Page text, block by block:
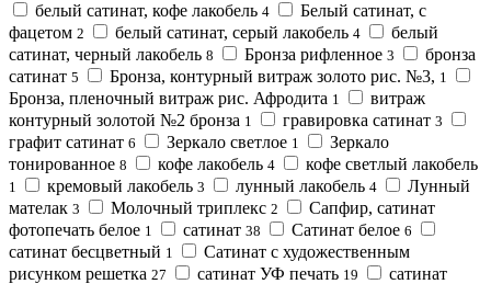
белый сатинат, кофе лакобель 4
Белый сатинат, с
фацетом 2 белый сатинат, серый лакобель 4
белый
сатинат, черный лакобель 8 Бронза рифленное 3
бронза
сатинат 5 Бронза, контурный витраж золото рис. №3, 1
Бронза, пленочный витраж рис. Афродита 1
витраж
контурный золотой №2 бронза 1 гравировка сатинат 3
графит сатинат 6 Зеркало светлое 1
Зеркало
тонированное 8 кофе лакобель 4 кофе светлый лакобель
1 кремовый лакобель 3 лунный лакобель 4
Лунный
мателак 3 Молочный триплекс 2
Сапфир, сатинат
фотопечать белое 1 сатинат 38 Сатинат белое 6
сатинат бесцветный 1
Сатинат с художественным
рисунком решетка 27 сатинат УФ печать 19
сатинат